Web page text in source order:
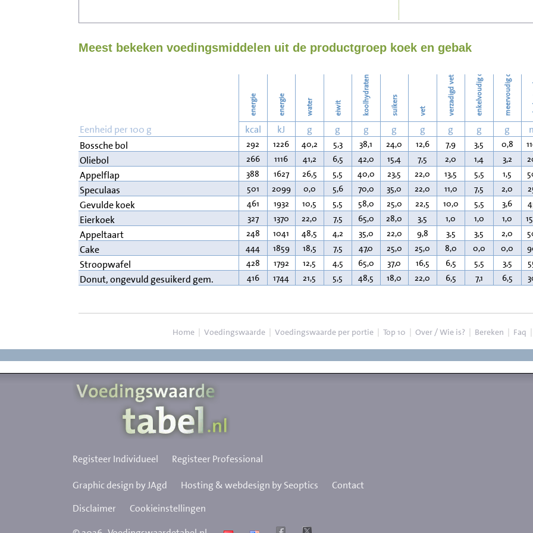
Wassen
Meest bekeken voedingsmiddelen uit de productgroep koek en gebak
energie energie water eiwit koolhydraten suikers vet verzadigd vet enkelvoudig onverzadigd vet meervoudig onverzadigd vet
Eenheid per 100 g kcal kJ g g g g g g g g
Bossche bol
292 1226 40,2 5,3 38,1 24,0 12,6 7,9 3,5 0,8
Oliebol 266 1116 41,2 6,5 42,0 15,4 7,5 2,0 1,4 3,2
Appelflap 388 1627 26,5 5,5 40,0 23,5 22,0 13,5 5,5 1,5
Speculaas 501 2099 0,0 5,6 70,0 35,0 22,0 11,0 7,5 2,0
Gevulde koek 461 1932 10,5 5,5 58,0 25,0 22,5 10,0 5,5 3,6
Eierkoek 327 1370 22,0 7,5 65,0 28,0 3,5 1,0 1,0 1,0
Appeltaart 248 1041 48,5 4,2 35,0 22,0 9,8 3,5 3,5 2,0
Cake 444 1859 18,5 7,5 47,0 25,0 25,0 8,0 0,0 0,0
Stroopwafel 428 1792 12,5 4,5 65,0 37,0 16,5 6,5 5,5 3,5
Donut, ongevuld gesuikerd gem. 416 1744 21,5 5,5 48,5 18,0 22,0 6,5 7,1 6,5
Home | Voedingswaarde | Voedingswaarde per portie | Top 10 | Over / Wie is? | Bereken | Faq |
Registeer Individueel Registeer Professional
Graphic design by JAgd Hosting & webdesign by Seoptics
Contact
Disclaimer
Cookieinstellingen